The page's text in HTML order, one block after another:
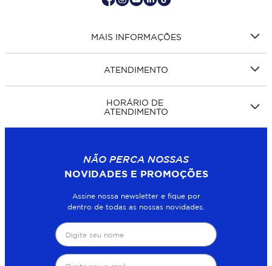
MAIS INFORMAÇÕES
ATENDIMENTO
HORÁRIO DE
ATENDIMENTO
NÃO PERCA NOSSAS
NOVIDADES E PROMOÇÕES
Assine nossa newsletter e fique por
dentro de todas as nossas novidades.